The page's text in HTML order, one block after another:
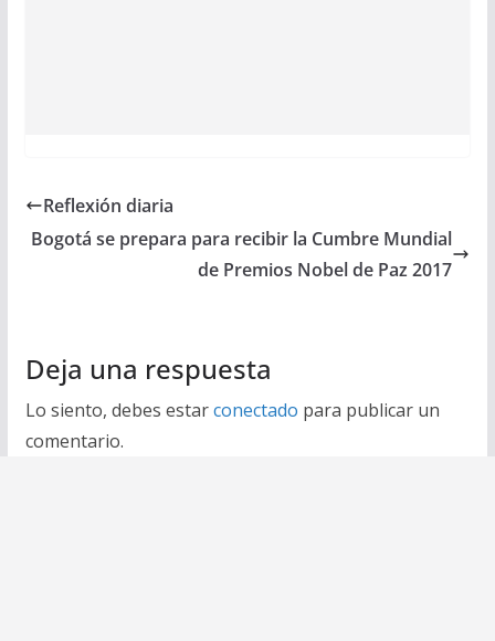
Reflexión diaria
Bogotá se prepara para recibir la Cumbre Mundial
de Premios Nobel de Paz 2017
Deja una respuesta
Lo siento, debes estarconectado para publicar un
comentario.